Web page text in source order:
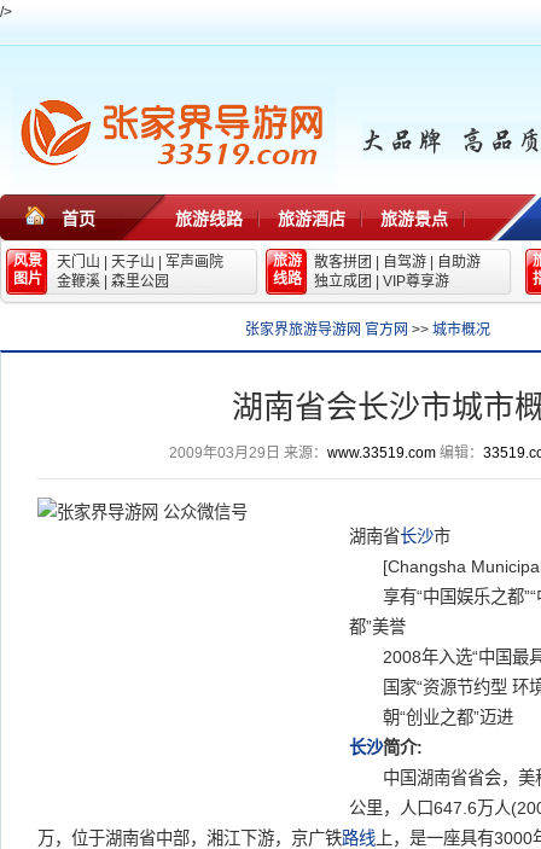
/>
首页 旅游线路 旅游酒店 旅游景点
风景
图片
天门山 天子山
军声画院
金鞭溪
森里公园
旅游
线路
散客拼团 自驾游
自助游
独立成团
VIP尊享游
张家界旅游导游网 官方网 >> 城市概况
湖南省会长沙市城市
2009年03月29日 来源： www.33519.com编辑：
湖南省长沙市
[Changsha
享有“中国娱乐之都”“
都”美誉
2008年入选“中国最具
国家“资源节约型 环境
朝“创业之都”迈进
长沙简介:
中国湖南省省会，美
公里，人口647.6万人
万，位于湖南省中部，湘江下游，京广铁路线 上，是一座具有3000